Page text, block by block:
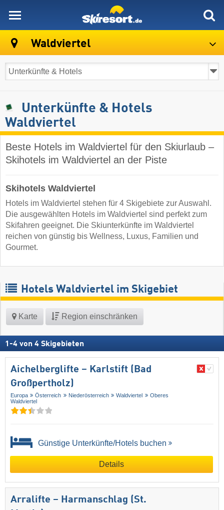
Waldviertel
Unterkünfte & Hotels
Waldviertel
Beste Hotels im Waldviertel für den Skiurlaub –
Skihotels im Waldviertel an der Piste
Skihotels Waldviertel
Hotels im Waldviertel stehen für 4 Skigebiete zur Auswahl.
Die ausgewählten Hotels im Waldviertel sind perfekt zum
Skifahren geeignet. Die Skiunterkünfte im Waldviertel
reichen von günstig bis Wellness, Luxus, Familien und
Gourmet.
Hotels Waldviertel im Skigebiet
Karte Region einschränken
1 -4 von 4 Skigebieten
Aichelberglifte – Karlstift (Bad
Großpertholz)
Europa Österreich Niederösterreich Waldviertel
Oberes
Waldviertel
Günstige Unterkünfte/Hotels buchen
Details
Arralifte – Harmanschlag (St.